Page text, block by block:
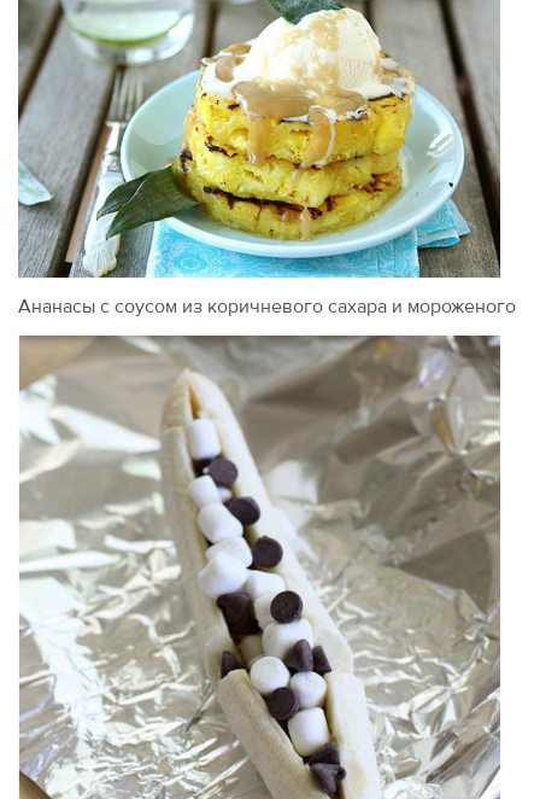
Ананасы с соусом из коричневого сахара и мороженого